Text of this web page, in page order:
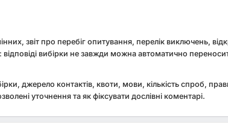
звіт про перебіг опитування, перелік виключень,
відповіді вибірки не завжди можна автоматично
джерело контактів, квоти, мови, кількість спроб,
уточнення та як фіксувати дослівні коментарі.